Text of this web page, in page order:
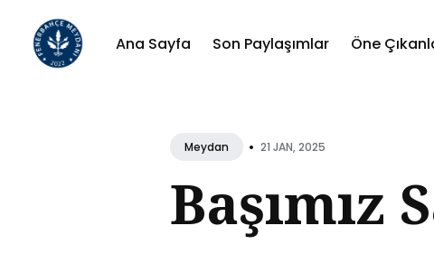
Ana Sayfa Son Paylaşımlar Öne
Meydan • 21 JAN, 2025
Başımız